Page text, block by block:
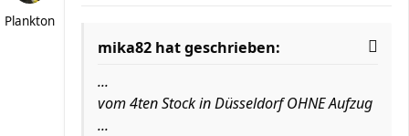
Plankton
mika82 hat geschrieben:
...
vom 4ten Stock in Düsseldorf OHNE Aufzug
...